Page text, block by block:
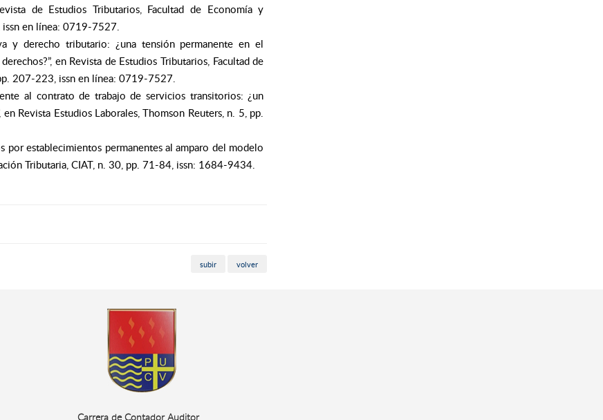
de Estudios Tributarios, Facultad de Economía y
en línea: 0719-7527.
y derecho tributario: ¿una tensión permanente en el
en Revista de Estudios Tributarios, Facultad de
207-223, issn en línea: 0719-7527.
al contrato de trabajo de servicios transitorios: ¿un
Revista Estudios Laborales, Thomson Reuters, n. 5, pp.
por establecimientos permanentes al amparo del modelo
Tributaria, CIAT, n. 30, pp. 71-84, issn: 1684-9434.
subir volver
Carrera de Contador Auditor